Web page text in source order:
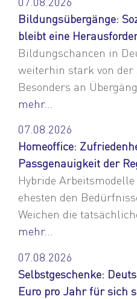
Bildungsübergänge:
bleibt eine
Bildungschancen in
weiterhin stark von der
Besonders an
mehr...
07.08.2026
Homeoffice:
Passgenauigkeit der
Hybride
ehesten den
Weichen die
mehr...
07.08.2026
Selbstgeschenke:
Euro pro Jahr für sich